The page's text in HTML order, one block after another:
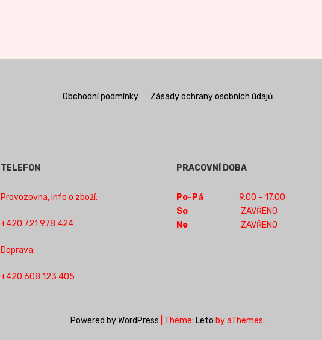
Obchodní podmínky Zásady ochrany osobních údajů
TELEFON
Provozovna, info o zboží:
+420 721 978 424
Doprava:
+420 608 123 405
PRACOVNÍ DOBA
Po-Pá
9.00 – 17.00
So
ZAVŘENO
Ne
ZAVŘENO
Powered by WordPress Theme: Leto by aThemes.